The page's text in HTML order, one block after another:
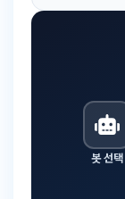
봇 선택